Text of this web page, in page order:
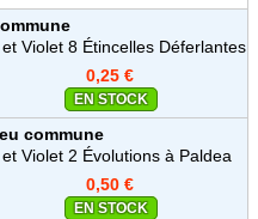
Violet 8 Étincelles Déferlantes
0,25 €
EN STOCK
commune
Violet 2 Évolutions à Paldea
0,50 €
EN STOCK